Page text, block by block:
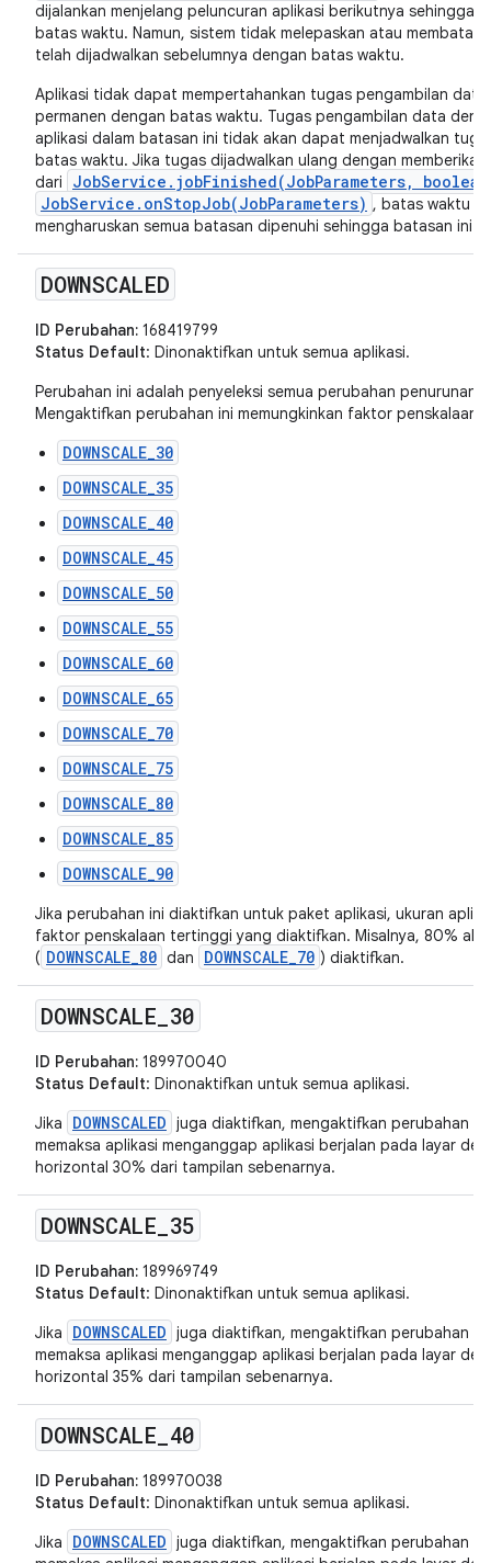
dijalankan menjelang peluncuran aplikasi berikutnya sehingga
batas waktu. Namun, sistem tidak melepaskan atau
telah dijadwalkan sebelumnya dengan batas waktu.
Aplikasi tidak dapat mempertahankan tugas pengambilan
permanen dengan batas waktu. Tugas pengambilan data
aplikasi dalam batasan ini tidak akan dapat menjadwalkan
batas waktu. Jika tugas dijadwalkan ulang dengan memberikan
dari
JobService.jobFinished(JobParameters,
JobService.onStopJob(JobParameters) , batas waktu
mengharuskan semua batasan dipenuhi sehingga batasan ini
DOWNSCALED
ID Perubahan: 168419799
Status Default: Dinonaktifkan untuk semua aplikasi.
Perubahan ini adalah penyeleksi semua perubahan penurunan
Mengaktifkan perubahan ini memungkinkan faktor penskalaan
DOWNSCALE_30
DOWNSCALE_35
DOWNSCALE_40
DOWNSCALE_45
DOWNSCALE_50
DOWNSCALE_55
DOWNSCALE_60
DOWNSCALE_65
DOWNSCALE_70
DOWNSCALE_75
DOWNSCALE_80
DOWNSCALE_85
DOWNSCALE_90
Jika perubahan ini diaktifkan untuk paket aplikasi, ukuran
faktor penskalaan tertinggi yang diaktifkan. Misalnya, 80%
( DOWNSCALE_80 dan DOWNSCALE_70 ) diaktifkan.
DOWNSCALE 30
ID Perubahan: 189970040
Status Default: Dinonaktifkan untuk semua aplikasi.
Jika
DOWNSCALED juga diaktifkan, mengaktifkan perubahan
memaksa aplikasi menganggap aplikasi berjalan pada layar
horizontal 30% dari tampilan sebenarnya.
DOWNSCALE 35
ID Perubahan: 189969749
Status Default: Dinonaktifkan untuk semua aplikasi.
Jika
DOWNSCALED juga diaktifkan, mengaktifkan perubahan
memaksa aplikasi menganggap aplikasi berjalan pada layar
horizontal 35% dari tampilan sebenarnya.
DOWNSCALE 40
ID Perubahan: 189970038
Status Default: Dinonaktifkan untuk semua aplikasi.
Jika
DOWNSCALED juga diaktifkan, mengaktifkan perubahan